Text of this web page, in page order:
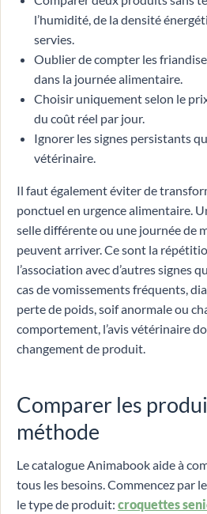
l’humidité, de la densité
servies.
Oublier de compter les
dans la journée alimentaire.
Choisir uniquement selon le
du coût réel par jour.
Ignorer les signes persistants
vétérinaire.
Il faut également éviter de
ponctuel en urgence alimentaire.
selle différente ou une journée de
peuvent arriver. Ce sont la
l’association avec d’autres signes
cas de vomissements fréquents,
perte de poids, soif anormale ou
comportement, l’avis vétérinaire
changement de produit.
Comparer les
méthode
Le catalogue Animabook aide à
tous les besoins. Commencez par
le type de produit: croquettes